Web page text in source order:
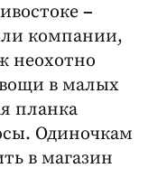
–
компании,
неохотно
в малых
планка
Одиночкам
в магазин